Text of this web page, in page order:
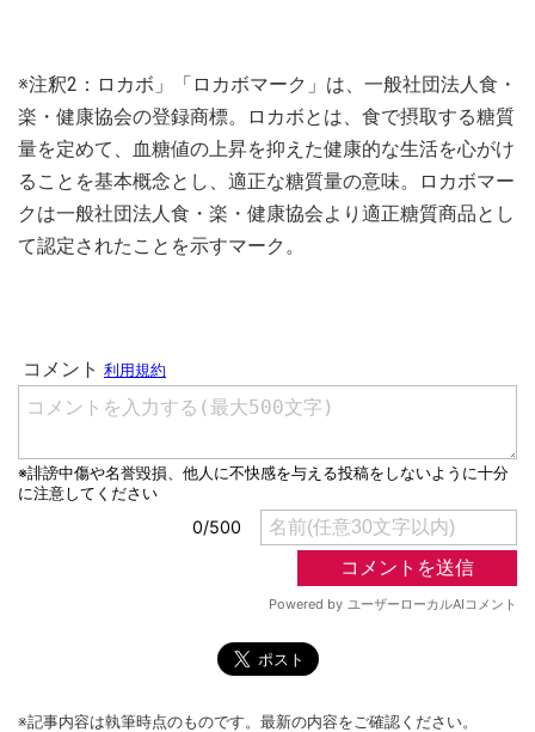
※注釈2：ロカボ」「ロカボマーク」は、一般社団法人食・
楽・健康協会の登録商標。ロカボとは、食で摂取する糖質
量を定めて、血糖値の上昇を抑えた健康的な生活を心がけ
ることを基本概念とし、適正な糖質量の意味。ロカボマー
クは一般社団法人食・楽・健康協会より適正糖質商品とし
て認定されたことを示すマーク。
※記事内容は執筆時点のものです。最新の内容をご確認ください。